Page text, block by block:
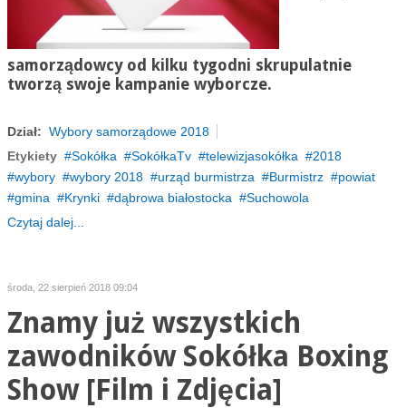
samorządowcy od kilku tygodni skrupulatnie
tworzą swoje kampanie wyborcze.
Dział: Wybory samorządowe 2018
Etykiety
Sokółka SokółkaTv telewizjasokółka
2018
wybory
wybory 2018 urząd burmistrza Burmistrz
powiat
gmina
Krynki dąbrowa białostocka
Suchowola
Czytaj dalej...
środa, 22 sierpień 2018 09:04
Znamy już wszystkich
zawodników Sokółka Boxing
Show [Film i Zdjęcia]